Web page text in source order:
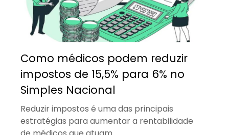
Como médicos podem reduzir
impostos de 15,5% para 6% no
Simples Nacional
Reduzir impostos é uma das principais
estratégias para aumentar a rentabilidade